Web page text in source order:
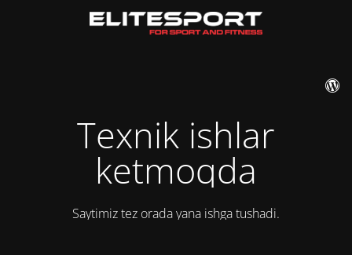
Texnik ishlar
ketmoqda
Saytimiz tez orada yana ishga tushadi.